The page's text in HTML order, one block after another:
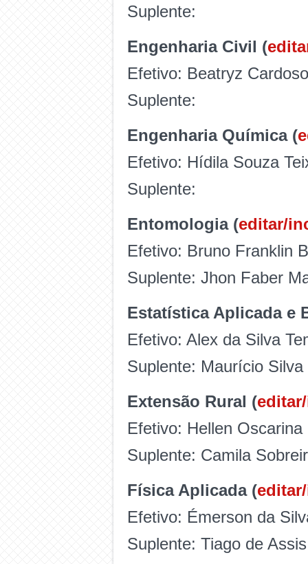
Suplente:
Engenharia Civil (
Efetivo: Beatryz
Suplente:
Engenharia Química (
Efetivo: Hídila Souza
Suplente:
Entomologia (editar/
Efetivo: Bruno Franklin
Suplente: Jhon Faber
Estatística Aplicada e
Efetivo: Alex da Silva
Suplente: Maurício Silva
Extensão Rural (
Efetivo: Hellen
Suplente: Camila
Física Aplicada (
Efetivo: Émerson da
Suplente: Tiago de